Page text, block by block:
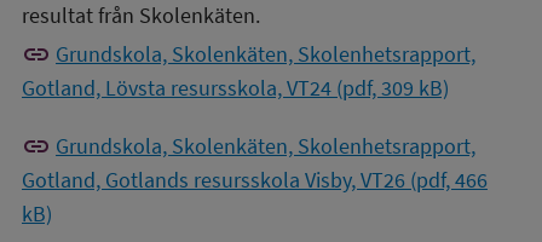
resultat från Skolenkäten.
link Grundskola, Skolenkäten, Skolenhetsrapport,
Gotland, Lövsta resursskola, VT24 (pdf, 309 kB)
link Grundskola, Skolenkäten, Skolenhetsrapport,
Gotland, Gotlands resursskola Visby, VT26 (pdf, 466
kB)